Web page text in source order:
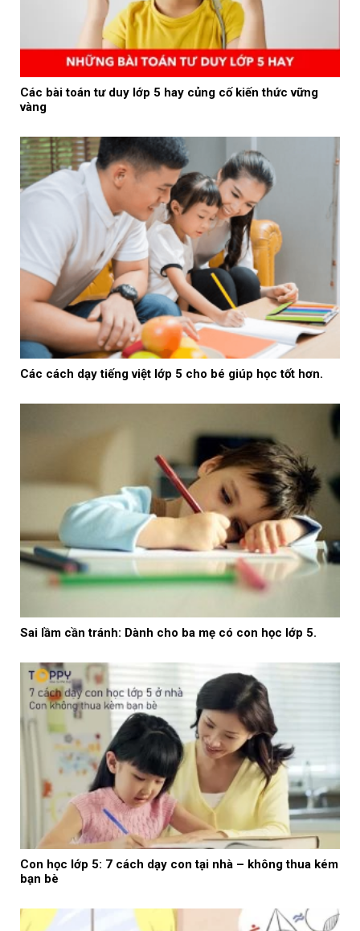
Các bài toán tư duy lớp 5 hay củng cố kiến thức vững
vàng
Các cách dạy tiếng việt lớp 5 cho bé giúp học tốt hơn.
Sai lầm cần tránh: Dành cho ba mẹ có con học lớp 5.
Con học lớp 5: 7 cách dạy con tại nhà – không thua kém
bạn bè